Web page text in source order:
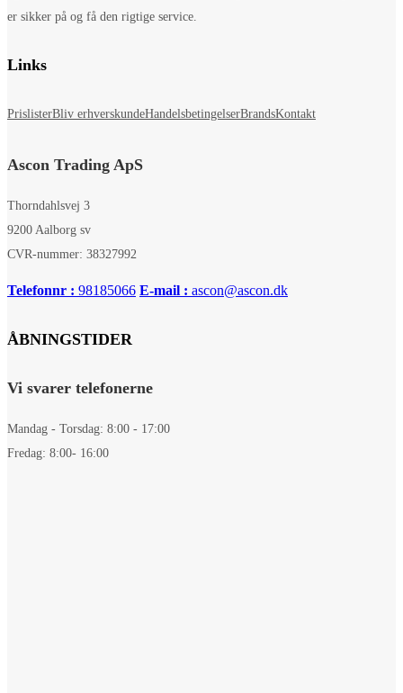
er sikker på og få den rigtige service.
Links
PrislisterBliv erhverskundeHandelsbetingelserBrandsKontakt
Ascon Trading ApS
Thorndahlsvej 3
9200 Aalborg sv
CVR-nummer: 38327992
Telefonnr : 98185066 E-mail : ascon@ascon.dk
ÅBNINGSTIDER
Vi svarer telefonerne
Mandag - Torsdag: 8:00 - 17:00
Fredag: 8:00- 16:00